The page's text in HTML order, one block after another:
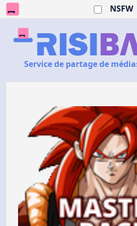
NSFW
Service de partage de